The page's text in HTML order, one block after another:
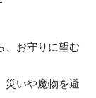
、お守りに望む
災いや魔物を避